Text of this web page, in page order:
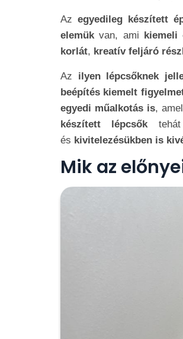
Az egyedileg készített
elemükvan, ami kiemeli
korlát, kreatív feljáró
Az ilyen lépcsőknek
beépítés kiemelt
egyedi műalkotás is,
készített lépcsők
és kivitelezésükben is
Mik az